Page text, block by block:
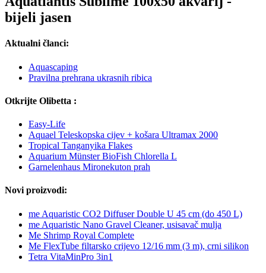
bijeli jasen
Aktualni članci:
Aquascaping
Pravilna prehrana ukrasnih ribica
Otkrijte Olibetta :
Easy-Life
Aquael Teleskopska cijev + košara Ultramax 2000
Tropical Tanganyika Flakes
Aquarium Münster BioFish Chlorella L
Garnelenhaus Mironekuton prah
Novi proizvodi:
me Aquaristic CO2 Diffuser Double U 45 cm (do 450 L)
me Aquaristic Nano Gravel Cleaner, usisavač mulja
Me Shrimp Royal Complete
Me FlexTube filtarsko crijevo 12/16 mm (3 m), crni silikon
Tetra VitaMinPro 3in1